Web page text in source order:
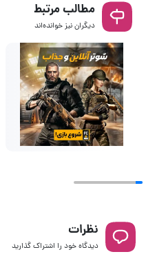
مطالب مرتبط
دیگران نیز خوانده‌اند
نظرات
دیدگاه خود را اشتراک گذارید